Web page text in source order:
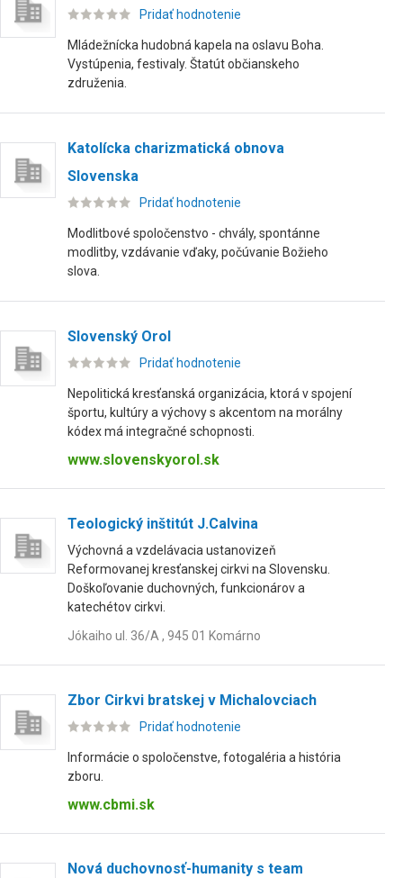
Pridať hodnotenie
Mládežnícka hudobná kapela na oslavu Boha.
Vystúpenia, festivaly. Štatút občianskeho
združenia.
Katolícka charizmatická obnova
Slovenska
Pridať hodnotenie
Modlitbové spoločenstvo - chvály, spontánne
modlitby, vzdávanie vďaky, počúvanie Božieho
slova.
Slovenský Orol
Pridať hodnotenie
Nepolitická kresťanská organizácia, ktorá v spojení
športu, kultúry a výchovy s akcentom na morálny
kódex má integračné schopnosti.
www.slovenskyorol.sk
Teologický inštitút J.Calvina
Výchovná a vzdelávacia ustanovizeň
Reformovanej kresťanskej cirkvi na Slovensku.
Doškoľovanie duchovných, funkcionárov a
katechétov cirkvi.
Jókaiho ul. 36/A , 945 01 Komárno
Zbor Cirkvi bratskej v Michalovciach
Pridať hodnotenie
Informácie o spoločenstve, fotogaléria a história
zboru.
www.cbmi.sk
Nová duchovnosť-humanity s team